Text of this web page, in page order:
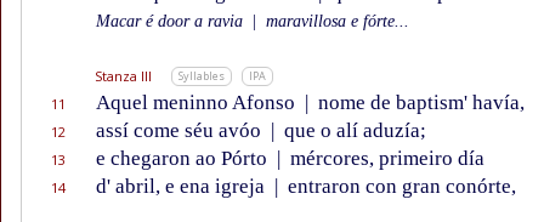
Macar é door a ravia maravillosa e fórte...
Stanza III Syllables IPA
11 Aquel meninno Afonso | nome de baptism' havía,
12 assí come séu avóo | que o alí aduzía;
13 e chegaron ao Pórto | mércores, primeiro día
14 d' abril, e ena igreja | entraron con gran conórte,